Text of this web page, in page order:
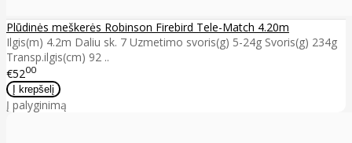
Plūdinės meškerės Robinson Firebird Tele-Match 4.20m
Ilgis(m) 4.2m Daliu sk. 7 Uzmetimo svoris(g) 5-24g Svoris(g) 234g
Transp.ilgis(cm) 92 ..
€5200
Į palyginimą